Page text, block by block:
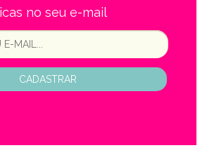
no seu e-mail
CADASTRAR